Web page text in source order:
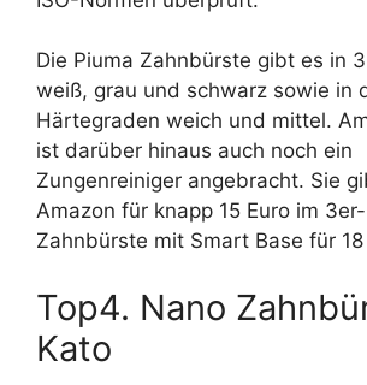
Die Piuma Zahnbürste gibt es in
weiß, grau und schwarz sowie in
Härtegraden weich und mittel.
ist darüber hinaus auch noch ein
Zungenreiniger angebracht. Sie
Amazon für knapp 15 Euro im
Zahnbürste mit Smart Base für 18
Top4. Nano
Kato